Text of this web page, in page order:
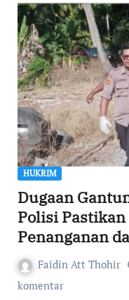
HUKRIM
Dugaan
Polisi
Penanganan
Faidin Att Thohir
komentar